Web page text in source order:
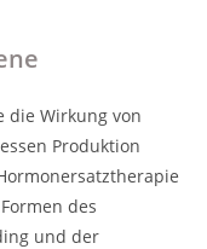
die Wirkung von
Produktion
des
und der